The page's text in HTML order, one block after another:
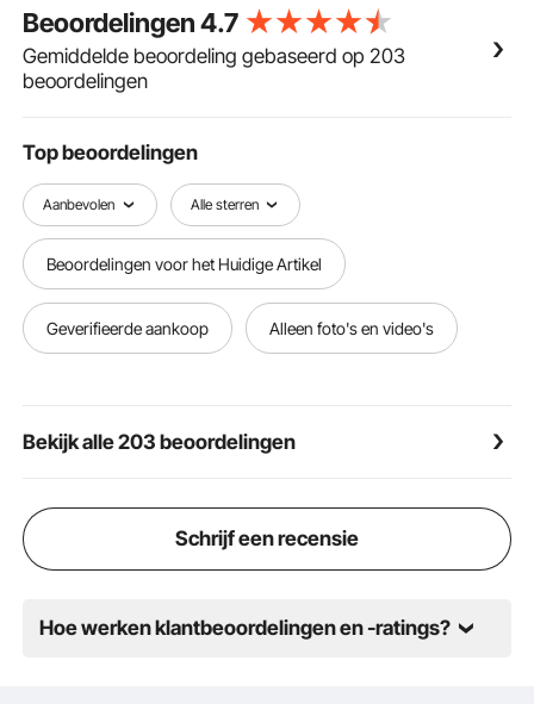
lekkage. Het compacte ontwerp vergemakkelijkt de
hantering.
Glad oppervlak: De hydraulische cilinder heeft een
glad oppervlak met een ronde structuur en biedt een
Breed scala aan toepassingen: Deze hydraulische
voor krappe ruimtes. Een praktisch hulpmiddel voor
monteurs, fabrikanten, lassers en carrosserie- en
framewerkplaatsen in de elektrotechnische,
chemische, staal-, bruggenbouw-, machinebouw- en
andere industriële sectoren.
Beoordelingen4.7
Gemiddelde beoordeling gebaseerd op 203
beoordelingen
Top beoordelingen
Aanbevolen Alle sterren
Beoordelingen voor het Huidige Artikel
Geverifieerde aankoop Alleen foto's en video's
Bekijk alle 203 beoordelingen
Schrijf een recensie
Hoe werken klantbeoordelingen en -ratings?